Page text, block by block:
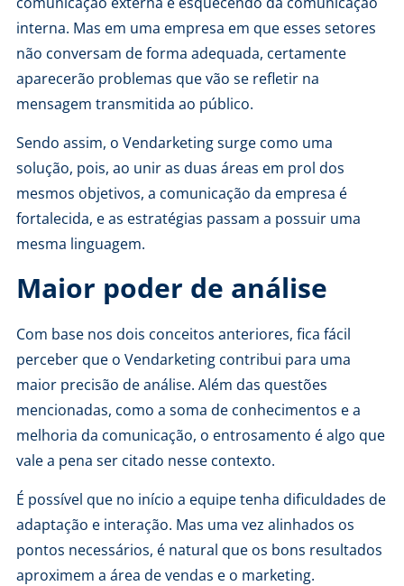
interna. Mas em uma empresa em que esses setores
não conversam de forma adequada, certamente
aparecerão problemas que vão se refletir na
mensagem transmitida ao público.
Sendo assim, o Vendarketing surge como uma
solução, pois, ao unir as duas áreas em prol dos
mesmos objetivos, a comunicação da empresa é
fortalecida, e as estratégias passam a possuir uma
mesma linguagem.
Maior poder de análise
Com base nos dois conceitos anteriores, fica fácil
perceber que o Vendarketing contribui para uma
maior precisão de análise. Além das questões
mencionadas, como a soma de conhecimentos e a
melhoria da comunicação, o entrosamento é algo que
vale a pena ser citado nesse contexto.
É possível que no início a equipe tenha dificuldades de
adaptação e interação. Mas uma vez alinhados os
pontos necessários, é natural que os bons resultados
aproximem a área de vendas e o marketing.